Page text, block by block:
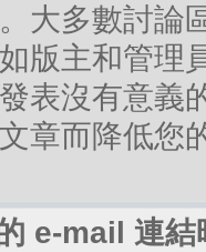
大多數討論
版主和管理
表沒有意義
章而降低您
e-mail 連